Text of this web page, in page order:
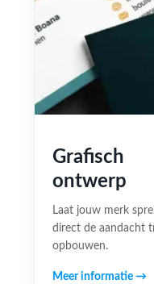
Grafisch
ontwerp
Laat jouw merk
direct de aandacht
opbouwen.
Meer informatie →